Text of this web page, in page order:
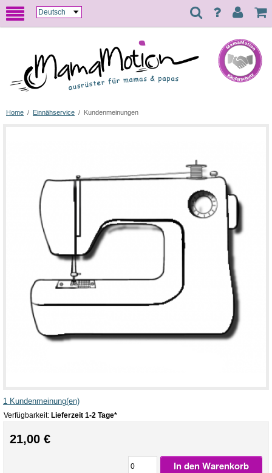
Home / Einnähservice / Kundenmeinungen
1 Kundenmeinung(en)
Verfügbarkeit: Lieferzeit 1-2 Tage*
21,00 €
In den Warenkorb